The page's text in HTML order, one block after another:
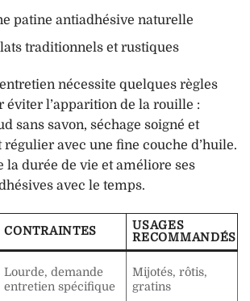
patine antiadhésive naturelle
traditionnels et rustiques
nécessite quelques règles
éviter l’apparition de la rouille :
sans savon, séchage soigné et
régulier avec une fine couche d’huile.
la durée de vie et améliore ses
avec le temps.
CONTRAINTES
USAGES
RECOMMANDÉS
Lourde, demande
entretien spécifique
Mijotés, rôtis,
gratins